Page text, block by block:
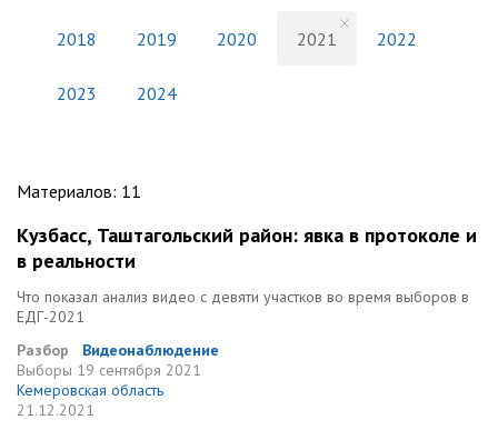
2018 2019 2020 2021 2022
2023 2024
Материалов: 11
Кузбасс, Таштагольский район: явка в протоколе и
в реальности
Что показал анализ видео с девяти участков во время выборов в
ЕДГ-2021
Разбор
Видеонаблюдение
Выборы 19 сентября 2021
Кемеровская область
21.12.2021